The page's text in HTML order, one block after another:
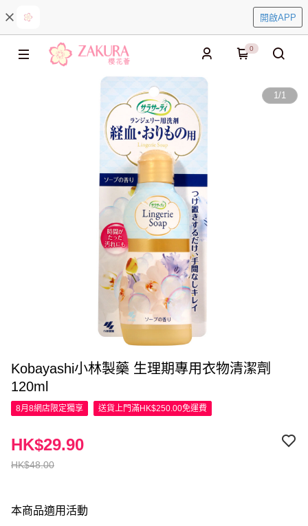
開啟APP
0
1/1
Kobayashi小林製藥 生理期專用衣物清潔劑
120ml
8月8網店限定獨享 送貨上門滿HK$250.00免運費
HK$48.00
HK$29.90
本商品適用活動